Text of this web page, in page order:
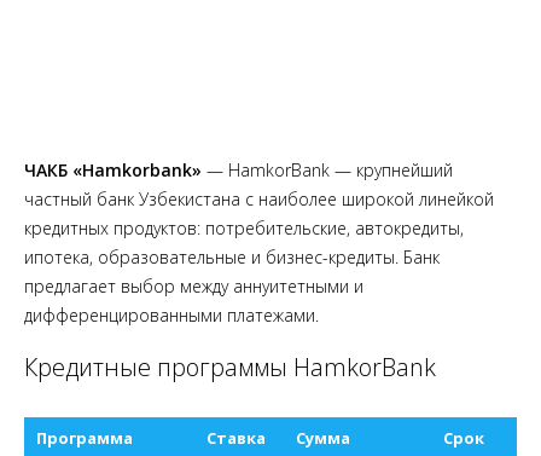
ЧАКБ «Hamkorbank» — HamkorBank — крупнейший
частный банк Узбекистана с наиболее широкой линейкой
кредитных продуктов: потребительские, автокредиты,
ипотека, образовательные и бизнес-кредиты. Банк
предлагает выбор между аннуитетными и
дифференцированными платежами.
Кредитные программы HamkorBank
Программа Ставка Сумма
Срок